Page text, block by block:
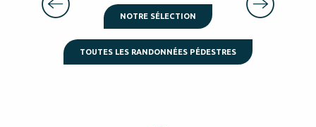
NOTRE SÉLECTION
TOUTES LES RANDONNÉES PÉDESTRES